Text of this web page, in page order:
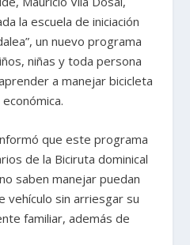
la escuela de iniciación
un nuevo programa
niñas y toda persona
a manejar bicicleta
que este programa
de la Biciruta dominical
saben manejar puedan
vehículo sin arriesgar su
familiar, además de